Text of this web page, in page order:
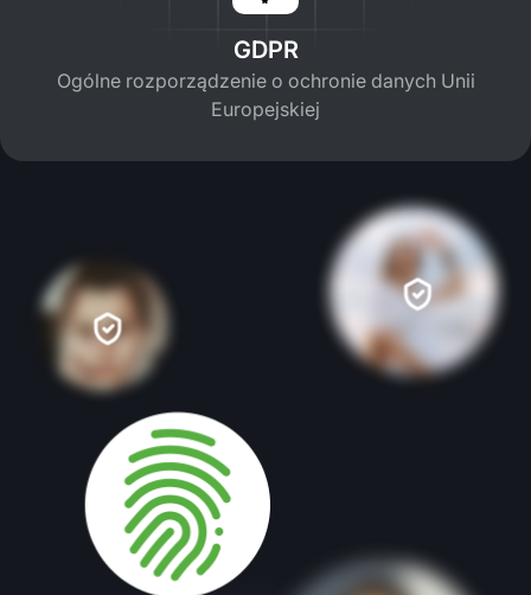
GDPR
Ogólne rozporządzenie o ochronie danych Unii
Europejskiej